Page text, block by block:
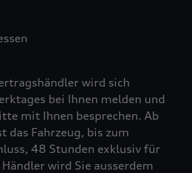
wird sich
bei Ihnen melden und
mit Ihnen besprechen. Ab
das Fahrzeug, bis zum
48 Stunden exklusiv für
wird Sie ausserdem